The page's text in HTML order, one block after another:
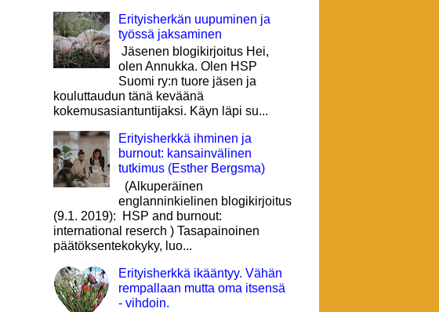
Erityisherkän uupuminen ja
työssä jaksaminen
Jäsenen blogikirjoitus Hei,
olen Annukka. Olen HSP
Suomi ry:n tuore jäsen ja
kouluttaudun tänä keväänä
kokemusasiantuntijaksi. Käyn läpi su...
Erityisherkkä ihminen ja
burnout: kansainvälinen
tutkimus (Esther Bergsma)
(Alkuperäinen
englanninkielinen blogikirjoitus
(9.1. 2019): HSP and burnout:
international reserch ) Tasapainoinen
päätöksentekokyky, luo...
Erityisherkkä ikääntyy. Vähän
rempallaan mutta oma itsensä
- vihdoin.